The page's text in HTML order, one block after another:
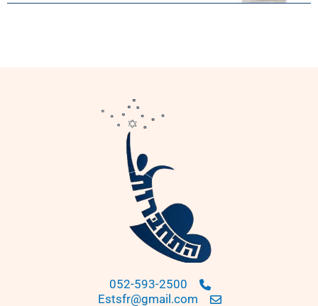
052-593-2500
Estsfr@gmail.com